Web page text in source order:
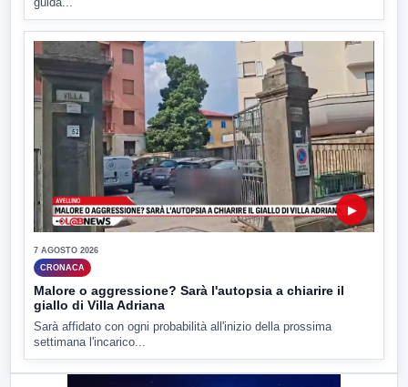
▶
7 AGOSTO 2026
CRONACA
Malore o aggressione? Sarà l'autopsia a chiarire il
giallo di Villa Adriana
Sarà affidato con ogni probabilità all'inizio della prossima
settimana l'incarico...